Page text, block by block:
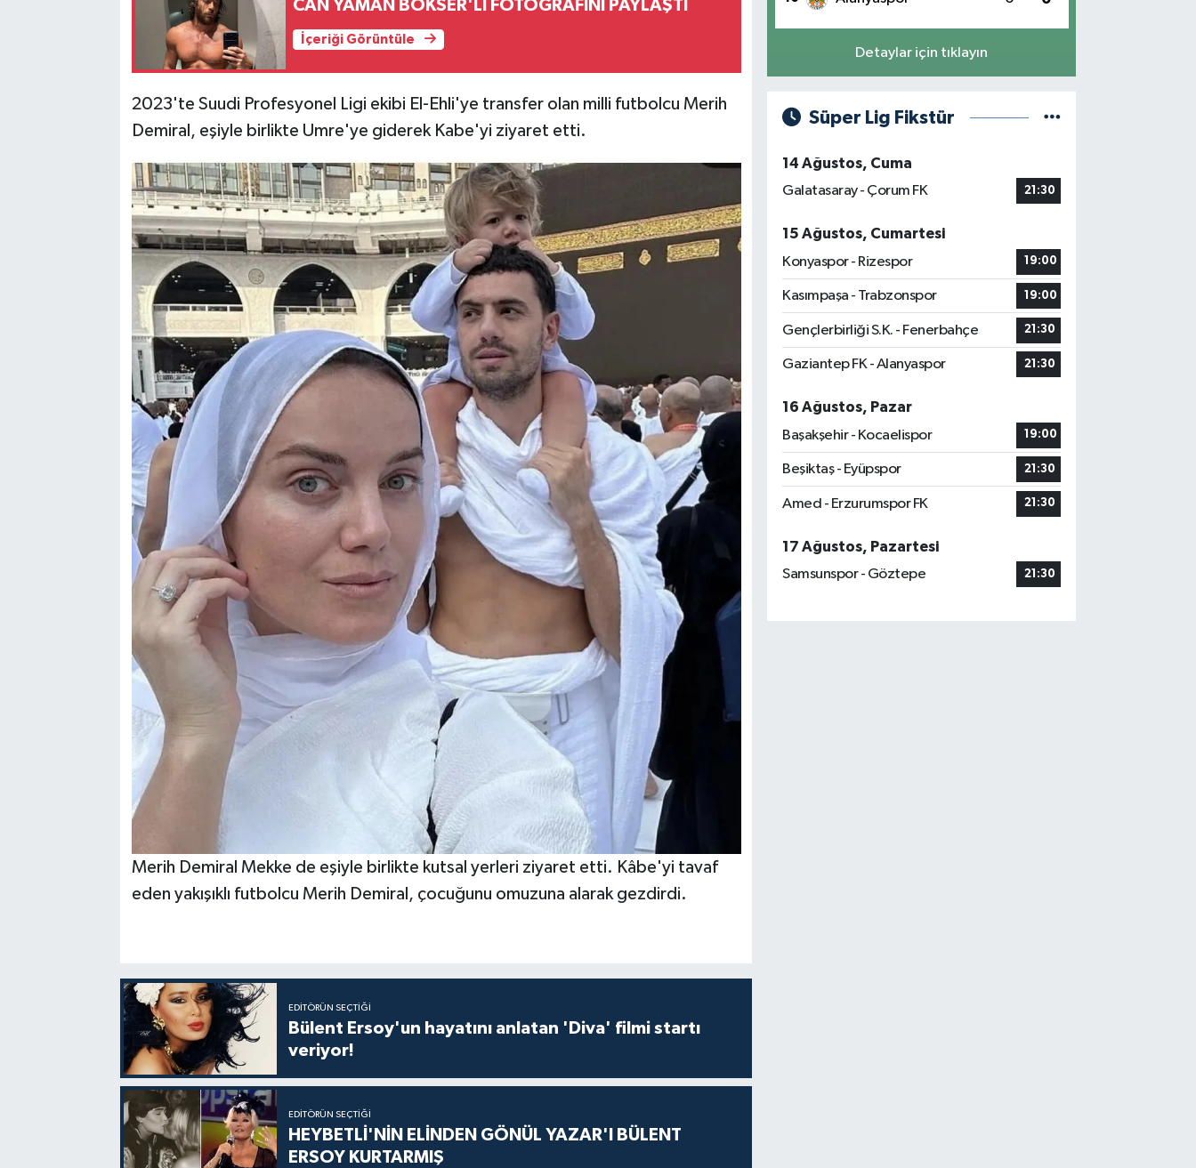
CAN YAMAN BOKSER'Lİ FOTOĞRAFINI PAYLAŞTI
İçeriği Görüntüle
2023'te Suudi Profesyonel Ligi ekibi El-Ehli'ye transfer olan milli futbolcu Merih
Demiral, eşiyle birlikte Umre'ye giderek Kabe'yi ziyaret etti.
Merih Demiral Mekke de eşiyle birlikte kutsal yerleri ziyaret etti. Kâbe'yi tavaf
eden yakışıklı futbolcu Merih Demiral, çocuğunu omuzuna alarak gezdirdi.
EDITÖRÜN SEÇTIĞI
Bülent Ersoy'un hayatını anlatan 'Diva' filmi startı
veriyor!
EDITÖRÜN SEÇTIĞI
HEYBETLİ'NİN ELİNDEN GÖNÜL YAZAR'I BÜLENT
ERSOY KURTARMIŞ
Detaylar için tıklayın
Süper Lig Fikstür
14 Ağustos, Cuma
Galatasaray - Çorum FK
21:30
15 Ağustos, Cumartesi
Konyaspor - Rizespor
19:00
Kasımpaşa - Trabzonspor 19:00
Gençlerbirliği S.K. - Fenerbahçe 21:30
Gaziantep FK - Alanyaspor 21:30
16 Ağustos, Pazar
Başakşehir - Kocaelispor
19:00
Beşiktaş - Eyüpspor 21:30
Amed - Erzurumspor FK 21:30
17 Ağustos, Pazartesi
Samsunspor - Göztepe
21:30